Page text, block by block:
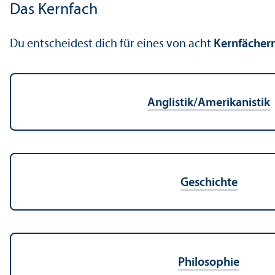
Das Kernfach
Du entscheidest dich für eines von acht
Anglistik/Amerikanistik
Geschichte
Philosophie